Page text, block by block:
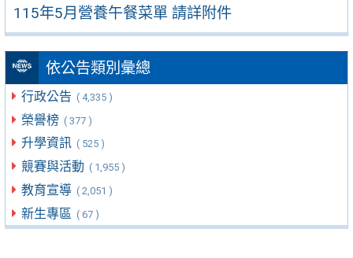
115年5月營養午餐菜單 請詳附件
依公告類別彙總
行政公告 ( 4,335 )
榮譽榜 ( 377 )
升學資訊 ( 525 )
競賽與活動 ( 1,955 )
教育宣導 ( 2,051 )
新生專區 ( 67 )